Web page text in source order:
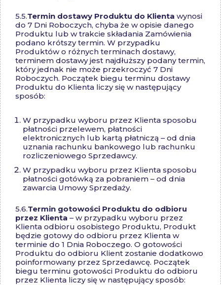
5.5.Termin dostawy Produktu do Klienta wynosi
do 7 Dni Roboczych, chyba że w opisie danego
Produktu lub w trakcie składania Zamówienia
podano krótszy termin. W przypadku
Produktów o różnych terminach dostawy,
terminem dostawy jest najdłuższy podany termin,
który jednak nie może przekroczyć 7 Dni
Roboczych. Początek biegu terminu dostawy
Produktu do Klienta liczy się w następujący
sposób:
W przypadku wyboru przez Klienta sposobu
płatności przelewem, płatności
elektronicznych lub kartą płatniczą – od dnia
uznania rachunku bankowego lub rachunku
rozliczeniowego Sprzedawcy.
W przypadku wyboru przez Klienta sposobu
płatności gotówką za pobraniem – od dnia
zawarcia Umowy Sprzedaży.
5.6.Termin gotowości Produktu do odbioru
przez Klienta – w przypadku wyboru przez
Klienta odbioru osobistego Produktu, Produkt
będzie gotowy do odbioru przez Klienta w
terminie do 1 Dnia Roboczego. O gotowości
Produktu do odbioru Klient zostanie dodatkowo
poinformowany przez Sprzedawcę. Początek
biegu terminu gotowości Produktu do odbioru
przez Klienta liczy się w następujący sposób: